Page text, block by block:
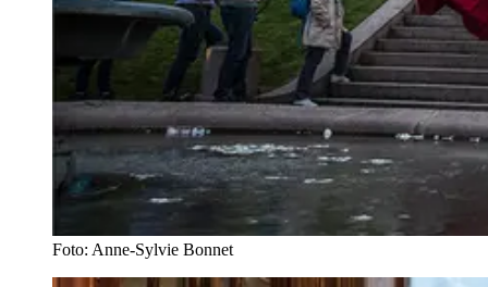
Foto: Anne-Sylvie Bonnet